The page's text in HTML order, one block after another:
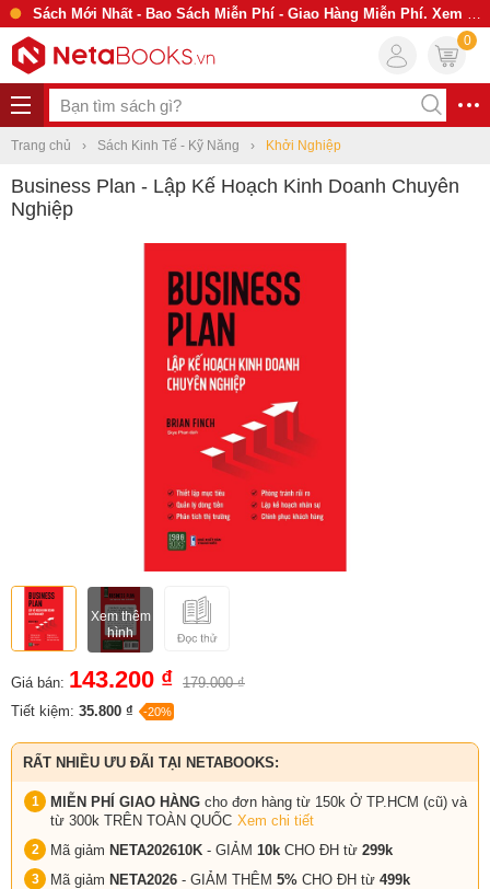
Sách Mới Nhất - Bao Sách Miễn Phí - Giao Hàng Miễn Phí. Xem Ngay
0
Trang chủ Sách Kinh Tế - Kỹ Năng Khởi Nghiệp
Business Plan - Lập Kế Hoạch Kinh Doanh Chuyên
Nghiệp
Xem thêm
hình
Giá bán: 143.200 ₫ 179.000 ₫
Tiết kiệm: 35.800 ₫ -20%
RẤT NHIỀU ƯU ĐÃI TẠI NETABOOKS:
MIỄN PHÍ GIAO HÀNG cho đơn hàng từ 150k Ở TP.HCM (cũ) và
từ 300k TRÊN TOÀN QUỐC Xem chi tiết
Mã giảm NETA202610K - GIẢM 10k CHO ĐH từ 299k
Mã giảm NETA2026 - GIẢM THÊM 5% CHO ĐH từ 499k